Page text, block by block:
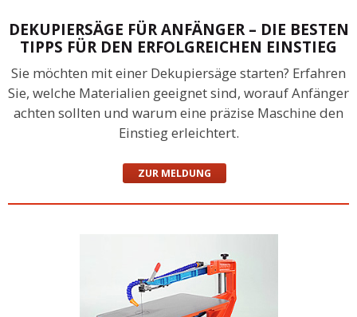
DEKUPIERSÄGE FÜR ANFÄNGER – DIE BESTEN
TIPPS FÜR DEN ERFOLGREICHEN EINSTIEG
Sie möchten mit einer Dekupiersäge starten? Erfahren
Sie, welche Materialien geeignet sind, worauf Anfänger
achten sollten und warum eine präzise Maschine den
Einstieg erleichtert.
ZUR MELDUNG